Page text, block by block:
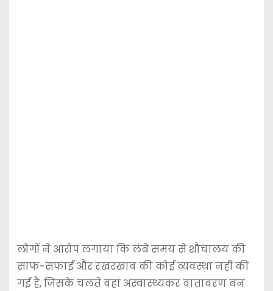
लोगों ने आरोप लगाया कि लंबे समय से शौचालय की
साफ-सफाई और रखरखाव की कोई व्यवस्था नहीं की
गई है, जिसके चलते वहां अस्वास्थ्यकर वातावरण बन